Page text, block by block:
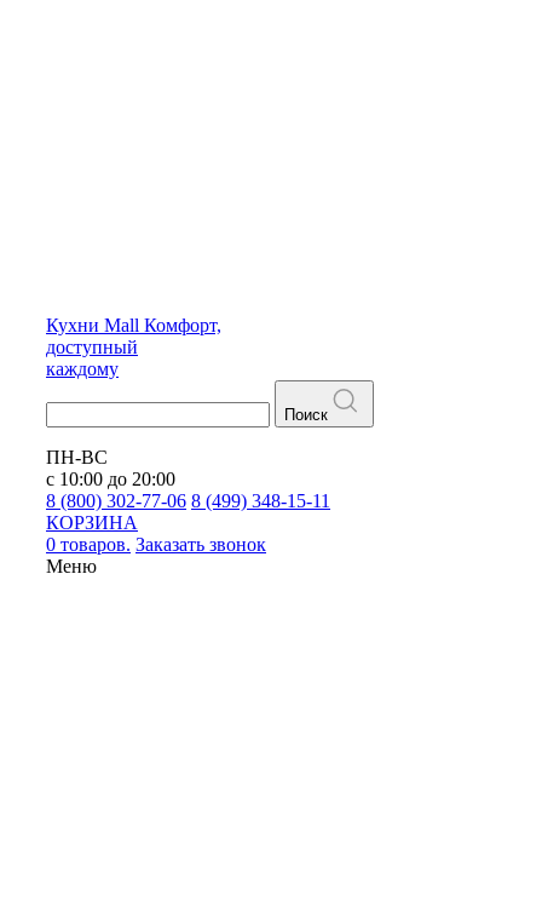
Кухни Mall Комфорт,
доступный
каждому
Поиск
ПН-ВС
с 10:00 до 20:00
8 (800) 302-77-06 8 (499) 348-15-11
КОРЗИНА
0 товаров. Заказать звонок
Меню